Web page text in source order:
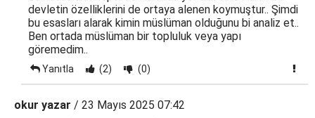
devletin özelliklerini de ortaya alenen koymuştur.. Şimdi
bu esasları alarak kimin müslüman olduğunu bi analiz et..
Ben ortada müslüman bir topluluk veya yapı
göremedim..
Yanıtla (2) (0)
okur yazar / 23 Mayıs 2025 07:42